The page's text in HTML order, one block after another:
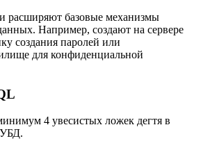
расширяют базовые механизмы
Например, создают на сервере
создания паролей или
для конфиденциальной
4 увесистых ложек дегтя в